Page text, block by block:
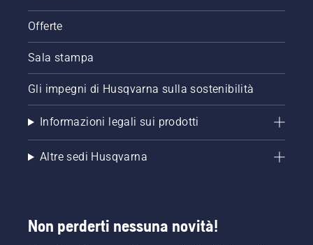
Offerte
Sala stampa
Gli impegni di Husqvarna sulla sostenibilità
Informazioni legali sui prodotti
Altre sedi Husqvarna
Non perderti nessuna novità!